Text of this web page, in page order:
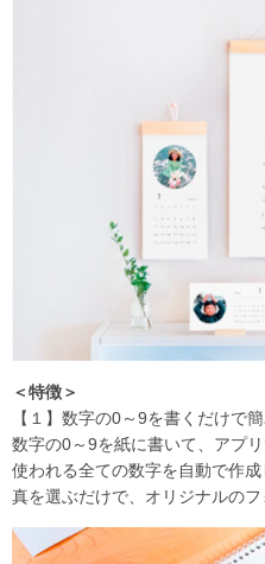
＜特徴＞
【１】数字の0～9を書くだけで簡
数字の0～9を紙に書いて、アプ
使われる全ての数字を自動で作
真を選ぶだけで、オリジナルのフ